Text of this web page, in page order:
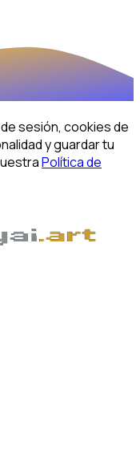
sesión, cookies de
y guardar tu
Política de